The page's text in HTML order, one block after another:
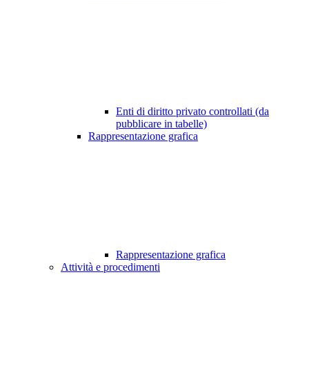
Enti di diritto privato controllati (da
pubblicare in tabelle)
Rappresentazione grafica
Rappresentazione grafica
Attività e procedimenti